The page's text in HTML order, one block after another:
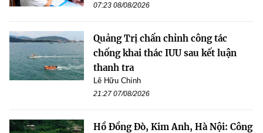
07:23 08/08/2026
Quảng Trị chấn chỉnh công tác
chống khai thác IUU sau kết luận
thanh tra
Lê Hữu Chính
21:27 07/08/2026
Hồ Đồng Đò, Kim Anh, Hà Nội: Công